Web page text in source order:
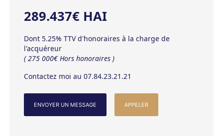
289.437€ HAI
Dont 5.25% TTV d'honoraires à la charge de
l'acquéreur
( 275 000€ Hors honoraires )
Contactez moi au 07.84.23.21.21
ENVOYER UN MESSAGE APPELER